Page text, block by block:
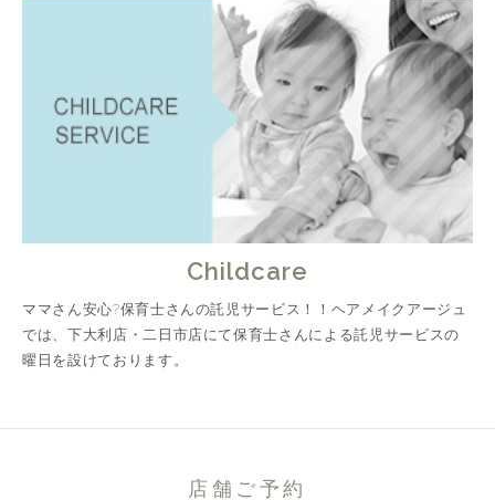
Childcare
ママさん安心?保育士さんの託児サービス！！ヘアメイクアージュ
では、下大利店・二日市店にて保育士さんによる託児サービスの
曜日を設けております。
店舗ご予約